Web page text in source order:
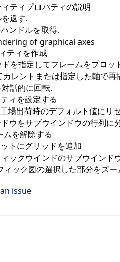
ティプロパティの説明
返す.
ンドルを取得.
of graphical axes
ティを作成
を指定してフレームをプロッ
レントまたは指定した軸で再
話的に回転.
ィを設定する
場出荷時のデフォルト値にリ
ウをサブウインドウの行列に
ムを解除する
トにグリッドを追加
ックウインドのサブウインド
ィック図の選択した部分をズー
issue